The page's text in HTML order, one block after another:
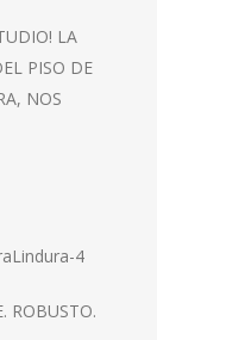
LA
PISO DE
NOS
ROBUSTO.